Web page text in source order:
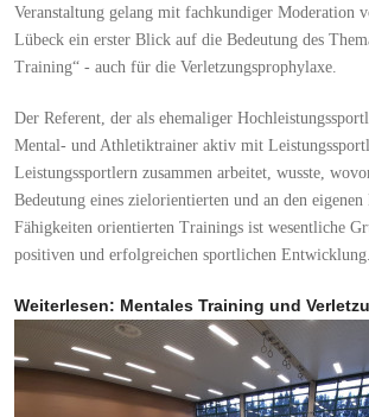
Veranstaltung gelang mit fachkundiger Moderation
Lübeck ein erster Blick auf die Bedeutung des
Training“ - auch für die Verletzungsprophylaxe.
Der Referent, der als ehemaliger
Mental- und Athletiktrainer aktiv mit
Leistungssportlern zusammen arbeitet, wusste,
Bedeutung eines zielorientierten und an den
Fähigkeiten orientierten Trainings ist wesentliche
positiven und erfolgreichen sportlichen Entwicklung.
Weiterlesen: Mentales Training und